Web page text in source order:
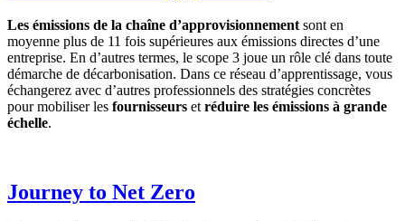
Les émissions de la chaîne d’approvisionnement sont en
moyenne plus de 11 fois supérieures aux émissions directes d’une
entreprise. En d’autres termes, le scope 3 joue un rôle clé dans toute
démarche de décarbonisation. Dans ce réseau d’apprentissage, vous
échangerez avec d’autres professionnels des stratégies concrètes
pour mobiliser les fournisseurs et réduire les émissions à grande
échelle.
Journey to Net Zero